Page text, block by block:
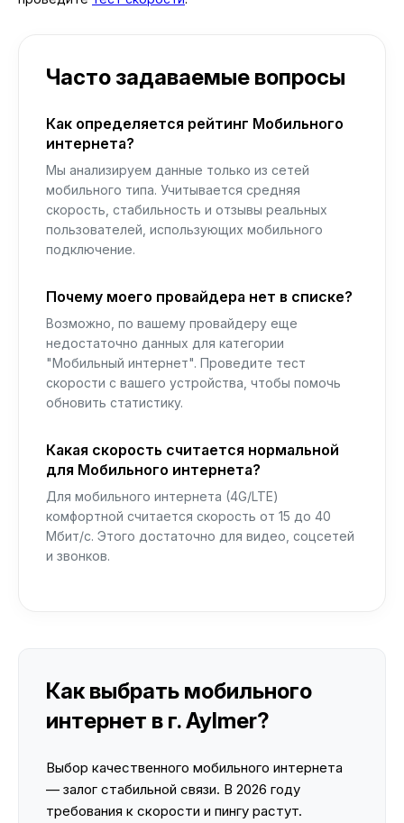
Часто задаваемые вопросы
Как определяется рейтинг Мобильного
интернета?
Мы анализируем данные только из сетей
мобильного типа. Учитывается средняя
скорость, стабильность и отзывы реальных
пользователей, использующих мобильного
подключение.
Почему моего провайдера нет в списке?
Возможно, по вашему провайдеру еще
недостаточно данных для категории
"Мобильный интернет". Проведите тест
скорости с вашего устройства, чтобы помочь
обновить статистику.
Какая скорость считается нормальной
для Мобильного интернета?
Для мобильного интернета (4G/LTE)
комфортной считается скорость от 15 до 40
Мбит/с. Этого достаточно для видео, соцсетей
и звонков.
Как выбрать мобильного
интернет в г. Aylmer?
Выбор качественного мобильного интернета
— залог стабильной связи. В 2026 году
требования к скорости и пингу растут.